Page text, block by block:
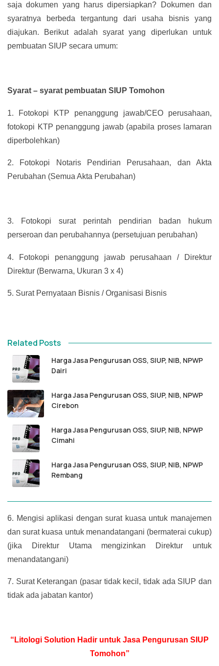
saja dokumen yang harus dipersiapkan? Dokumen dan
syaratnya berbeda tergantung dari usaha bisnis yang
diajukan. Berikut adalah syarat yang diperlukan untuk
pembuatan SIUP secara umum:
Syarat – syarat pembuatan SIUP Tomohon
1.
Fotokopi KTP penanggung jawab/CEO perusahaan,
fotokopi KTP penanggung jawab (apabila proses lamaran
diperbolehkan)
2.
Fotokopi Notaris Pendirian Perusahaan, dan Akta
Perubahan (Semua Akta Perubahan)
3.
Fotokopi surat perintah pendirian badan hukum
perseroan dan perubahannya (persetujuan perubahan)
4.
Fotokopi penanggung jawab perusahaan / Direktur
Direktur (Berwarna, Ukuran 3 x 4)
5. Surat Pernyataan Bisnis / Organisasi Bisnis
Related Posts
Harga Jasa Pengurusan OSS, SIUP, NIB, NPWP
Dairi
Harga Jasa Pengurusan OSS, SIUP, NIB, NPWP
Cirebon
Harga Jasa Pengurusan OSS, SIUP, NIB, NPWP
Cimahi
Harga Jasa Pengurusan OSS, SIUP, NIB, NPWP
Rembang
6. Mengisi aplikasi dengan surat kuasa untuk manajemen
dan surat kuasa untuk menandatangani (bermaterai cukup)
(jika Direktur Utama mengizinkan Direktur untuk
menandatangani)
7. Surat Keterangan (pasar tidak kecil, tidak ada SIUP dan
tidak ada jabatan kantor)
“Litologi Solution Hadir untuk Jasa Pengurusan SIUP
Tomohon”